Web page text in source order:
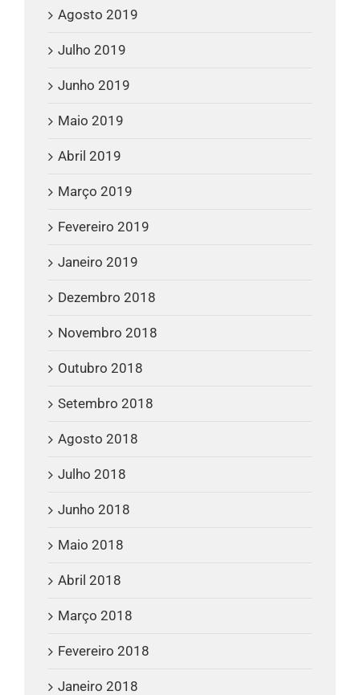
Agosto 2019
Julho 2019
Junho 2019
Maio 2019
Abril 2019
Março 2019
Fevereiro 2019
Janeiro 2019
Dezembro 2018
Novembro 2018
Outubro 2018
Setembro 2018
Agosto 2018
Julho 2018
Junho 2018
Maio 2018
Abril 2018
Março 2018
Fevereiro 2018
Janeiro 2018